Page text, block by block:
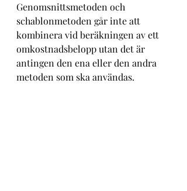
Genomsnittsmetoden och
schablonmetoden går inte att
kombinera vid beräkningen av ett
omkostnadsbelopp utan det är
antingen den ena eller den andra
metoden som ska användas.